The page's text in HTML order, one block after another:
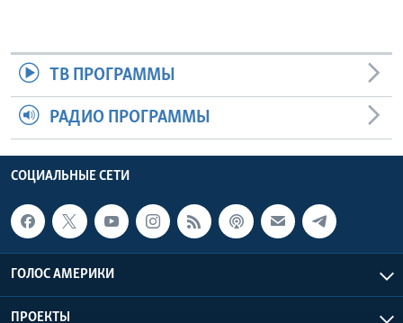
ТВ ПРОГРАММЫ
РАДИО ПРОГРАММЫ
СОЦИАЛЬНЫЕ СЕТИ
ГОЛОС АМЕРИКИ
ПРОЕКТЫ